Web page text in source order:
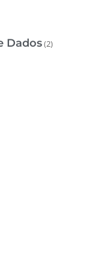
Dados(2)